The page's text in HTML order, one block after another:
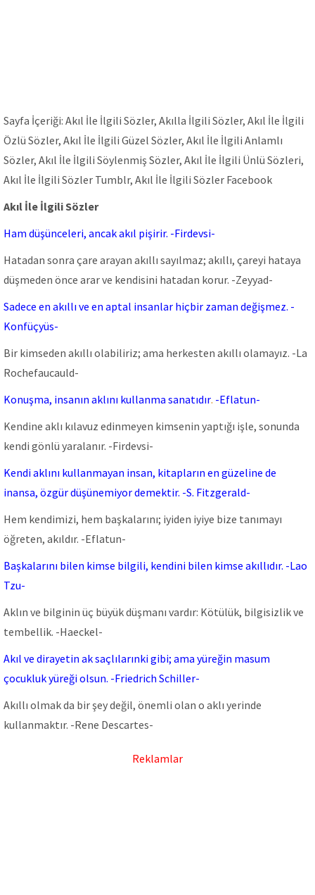
Sayfa İçeriği: Akıl İle İlgili Sözler, Akılla İlgili Sözler, Akıl İle İlgili
Özlü Sözler, Akıl İle İlgili Güzel Sözler, Akıl İle İlgili Anlamlı
Sözler, Akıl İle İlgili Söylenmiş Sözler, Akıl İle İlgili Ünlü Sözleri,
Akıl İle İlgili Sözler Tumblr, Akıl İle İlgili Sözler Facebook
Akıl İle İlgili Sözler
Ham düşünceleri, ancak akıl pişirir. -Firdevsi-
Hatadan sonra çare arayan akıllı sayılmaz; akıllı, çareyi hataya
düşmeden önce arar ve kendisini hatadan korur. -Zeyyad-
Sadece en akıllı ve en aptal insanlar hiçbir zaman değişmez. -
Konfüçyüs-
Bir kimseden akıllı olabiliriz; ama herkesten akıllı olamayız. -La
Rochefaucauld-
Konuşma, insanın aklını kullanma sanatıdır. -Eflatun-
Kendine aklı kılavuz edinmeyen kimsenin yaptığı işle, sonunda
kendi gönlü yaralanır. -Firdevsi-
Kendi aklını kullanmayan insan, kitapların en güzeline de
inansa, özgür düşünemiyor demektir. -S. Fitzgerald-
Hem kendimizi, hem başkalarını; iyiden iyiye bize tanımayı
öğreten, akıldır. -Eflatun-
Başkalarını bilen kimse bilgili, kendini bilen kimse akıllıdır. -Lao
Tzu-
Aklın ve bilginin üç büyük düşmanı vardır: Kötülük, bilgisizlik ve
tembellik. -Haeckel-
Akıl ve dirayetin ak saçlılarınki gibi; ama yüreğin masum
çocukluk yüreği olsun. -Friedrich Schiller-
Akıllı olmak da bir şey değil, önemli olan o aklı yerinde
kullanmaktır. -Rene Descartes-
Reklamlar